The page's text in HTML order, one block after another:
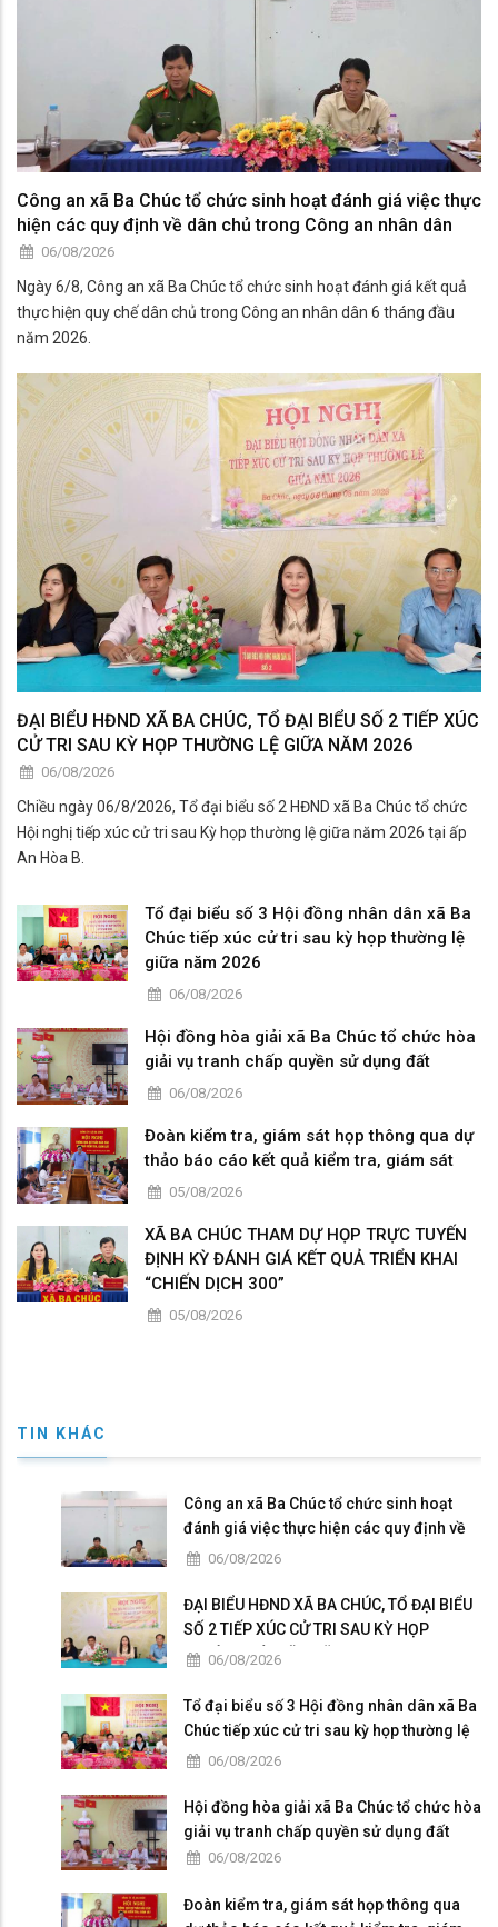
Công an xã Ba Chúc tổ chức sinh hoạt đánh giá việc thực
hiện các quy định về dân chủ trong Công an nhân dân
06/08/2026
Ngày 6/8, Công an xã Ba Chúc tổ chức sinh hoạt đánh giá kết quả
thực hiện quy chế dân chủ trong Công an nhân dân 6 tháng đầu
năm 2026.
ĐẠI BIỂU HĐND XÃ BA CHÚC, TỔ ĐẠI BIỂU SỐ 2 TIẾP XÚC
CỬ TRI SAU KỲ HỌP THƯỜNG LỆ GIỮA NĂM 2026
06/08/2026
Chiều ngày 06/8/2026, Tổ đại biểu số 2 HĐND xã Ba Chúc tổ chức
Hội nghị tiếp xúc cử tri sau Kỳ họp thường lệ giữa năm 2026 tại ấp
An Hòa B.
Tổ đại biểu số 3 Hội đồng nhân dân xã Ba
Chúc tiếp xúc cử tri sau kỳ họp thường lệ
giữa năm 2026
06/08/2026
Hội đồng hòa giải xã Ba Chúc tổ chức hòa
giải vụ tranh chấp quyền sử dụng đất
06/08/2026
Đoàn kiểm tra, giám sát họp thông qua dự
thảo báo cáo kết quả kiểm tra, giám sát
05/08/2026
XÃ BA CHÚC THAM DỰ HỌP TRỰC TUYẾN
ĐỊNH KỲ ĐÁNH GIÁ KẾT QUẢ TRIỂN KHAI
“CHIẾN DỊCH 300”
05/08/2026
TIN KHÁC
Công an xã Ba Chúc tổ chức sinh hoạt
đánh giá việc thực hiện các quy định về
dân chủ trong Công an nhân dân
06/08/2026
ĐẠI BIỂU HĐND XÃ BA CHÚC, TỔ ĐẠI BIỂU
SỐ 2 TIẾP XÚC CỬ TRI SAU KỲ HỌP
THƯỜNG LỆ GIỮA NĂM 2026
06/08/2026
Tổ đại biểu số 3 Hội đồng nhân dân xã Ba
Chúc tiếp xúc cử tri sau kỳ họp thường lệ
giữa năm 2026
06/08/2026
Hội đồng hòa giải xã Ba Chúc tổ chức hòa
giải vụ tranh chấp quyền sử dụng đất
06/08/2026
Đoàn kiểm tra, giám sát họp thông qua